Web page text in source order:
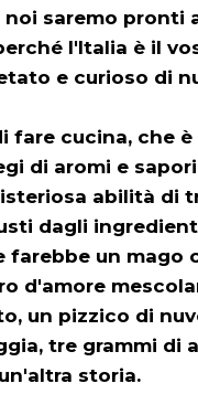
noi saremo pronti
l'Italia è il
e curioso di
fare cucina, che
di aromi e
abilità di
dagli
farebbe un mago
d'amore
un pizzico di
tre grammi di
storia.